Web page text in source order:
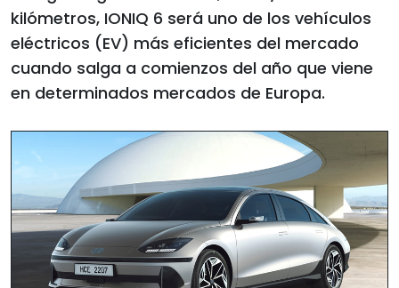
kilómetros, IONIQ 6 será uno de los vehículos
eléctricos (EV) más eficientes del mercado
cuando salga a comienzos del año que viene
en determinados mercados de Europa.